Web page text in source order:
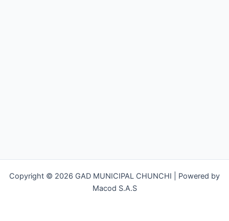
Copyright © 2026 GAD MUNICIPAL CHUNCHI | Powered by
Macod S.A.S